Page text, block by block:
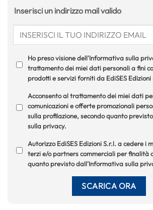
Inserisci un indirizzo mail valido
Ho preso visione dell'Informativa sulla
trattamento dei miei dati personali a fini
prodotti e servizi forniti da EdiSES Edizioni
Acconsento al trattamento dei miei dati
comunicazioni e offerte promozionali
sulla profilazione, secondo quanto
sulla privacy.
Autorizzo EdiSES Edizioni S.r.l. a cedere i
terzi e/o partners commerciali per finalità
quanto previsto dall'Informativa sulla